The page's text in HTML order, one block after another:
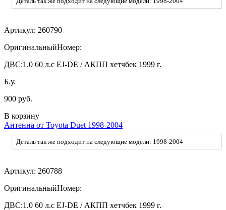
Артикул: 260790
ОригинальныйНомер:
ДВС:1.0 60 л.с EJ-DE / АКПП хетчбек 1999 г.
Б.у.
900 руб.
В корзину
Антенна от Toyota Duet 1998-2004
Деталь так же подходит на следующие модели: 1998-2004
Артикул: 260788
ОригинальныйНомер:
ДВС:1.0 60 л.с EJ-DE / АКПП хетчбек 1999 г.